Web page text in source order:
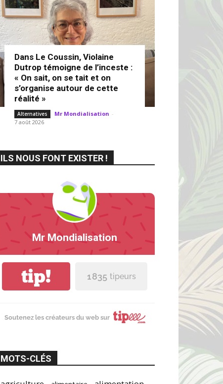
Dans Le Coussin, Violaine
Dutrop témoigne de l’inceste :
« On sait, on se tait et on
s’organise autour de cette
réalité »
Alternatives Mr Mondialisation -
7 août 2026
ILS NOUS FONT EXISTER !
Mr Mondialisation
tip! 1 835 tipeurs
Soutenez les créateurs du web sur
MOTS-CLÉS